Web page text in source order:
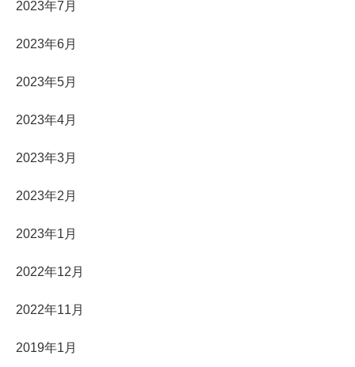
2023年7月
2023年6月
2023年5月
2023年4月
2023年3月
2023年2月
2023年1月
2022年12月
2022年11月
2019年1月